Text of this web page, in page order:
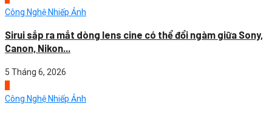
Công Nghệ Nhiếp Ảnh
Sirui sắp ra mắt dòng lens cine có thể đổi ngàm giữa Sony,
Canon, Nikon...
5 Tháng 6, 2026
Công Nghệ Nhiếp Ảnh